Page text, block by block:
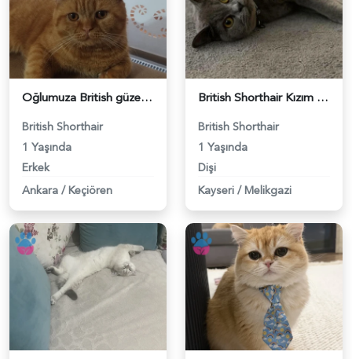
Oğlumuza British güzel dişi arıyoruz - 118984620
British Shorthair
1 Yaşında
Erkek
Ankara / Keçiören
British Shorthair Kızım Mila'ya eş arıyorum - 118984614
British Shorthair
1 Yaşında
Dişi
Kayseri / Melikgazi